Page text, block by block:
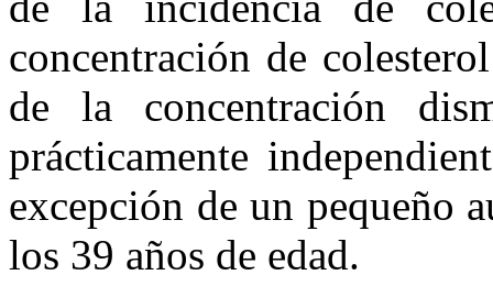
concentración de
de la concentración
prácticamente
excepción de un pequeño
los 39 años de edad.